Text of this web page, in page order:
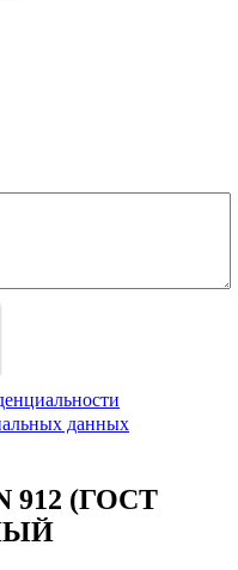
данных
912 (ГОСТ